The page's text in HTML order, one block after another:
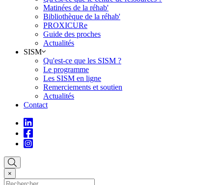
Matinées de la réhab'
Bibliothèque de la réhab'
PROXICURe
Guide des proches
Actualités
SISM
Qu'est-ce que les SISM ?
Le programme
Les SISM en ligne
Remerciements et soutien
Actualités
Contact
×